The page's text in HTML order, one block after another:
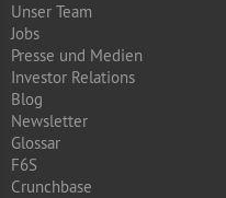
Unser Team
Jobs
Presse und Medien
Investor Relations
Blog
Newsletter
Glossar
F6S
Crunchbase